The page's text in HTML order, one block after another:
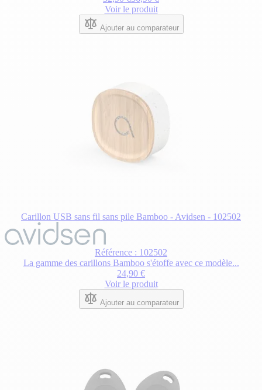
Voir le produit
Ajouter au comparateur
Carillon USB sans fil sans pile Bamboo - Avidsen - 102502
Référence : 102502
La gamme des carillons Bamboo s'étoffe avec ce modèle...
24,90 €
Voir le produit
Ajouter au comparateur